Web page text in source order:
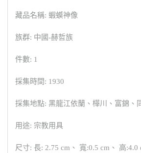
藏品名稱: 蝦蟆神像
族群: 中國-赫哲族
件數: 1
採集時間: 1930
採集地點: 黑龍江依蘭、樺川、富錦、
用途: 宗教用具
尺寸: 長: 2.75 cm、 寬:0.5 cm、 高:4.0